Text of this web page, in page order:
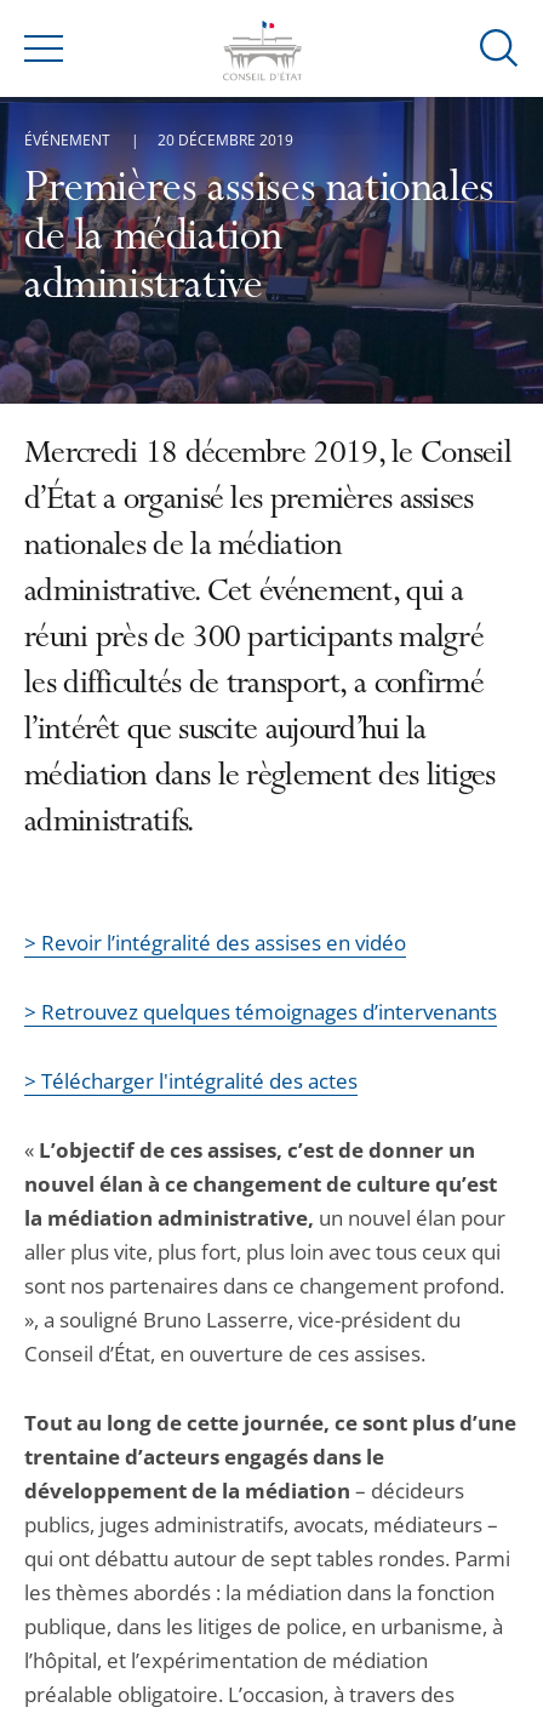
Menu
Ouvrir
Premières assises nationales
de la médiation
administrative
ÉVÉNEMENT 20 DÉCEMBRE 2019
Mercredi 18 décembre 2019, le Conseil
d’État a organisé les premières assises
nationales de la médiation
administrative. Cet événement, qui a
réuni près de 300 participants malgré
les difficultés de transport, a confirmé
l’intérêt que suscite aujourd’hui la
médiation dans le règlement des litiges
administratifs.
> Revoir l’intégralité des assises en vidéo
> Retrouvez quelques témoignages d’intervenants
> Télécharger l'intégralité des actes
« L’objectif de ces assises, c’est de donner un
nouvel élan à ce changement de culture qu’est
la médiation administrative, un nouvel élan pour
aller plus vite, plus fort, plus loin avec tous ceux qui
sont nos partenaires dans ce changement profond.
», a souligné Bruno Lasserre, vice-président du
Conseil d’État, en ouverture de ces assises.
Tout au long de cette journée, ce sont plus d’une
trentaine d’acteurs engagés dans le
développement de la médiation – décideurs
publics, juges administratifs, avocats, médiateurs –
qui ont débattu autour de sept tables rondes. Parmi
les thèmes abordés : la médiation dans la fonction
publique, dans les litiges de police, en urbanisme, à
l’hôpital, et l’expérimentation de médiation
préalable obligatoire. L’occasion, à travers des